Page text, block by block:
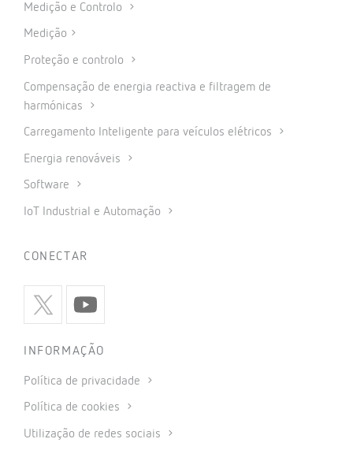
Medição e Controlo
Medição
Proteção e controlo
Compensação de energia reactiva e filtragem de
harmónicas
Carregamento Inteligente para veículos elétricos
Energia renováveis
Software
IoT Industrial e Automação
CONECTAR
INFORMAÇÃO
Política de privacidade
Política de cookies
Utilização de redes sociais